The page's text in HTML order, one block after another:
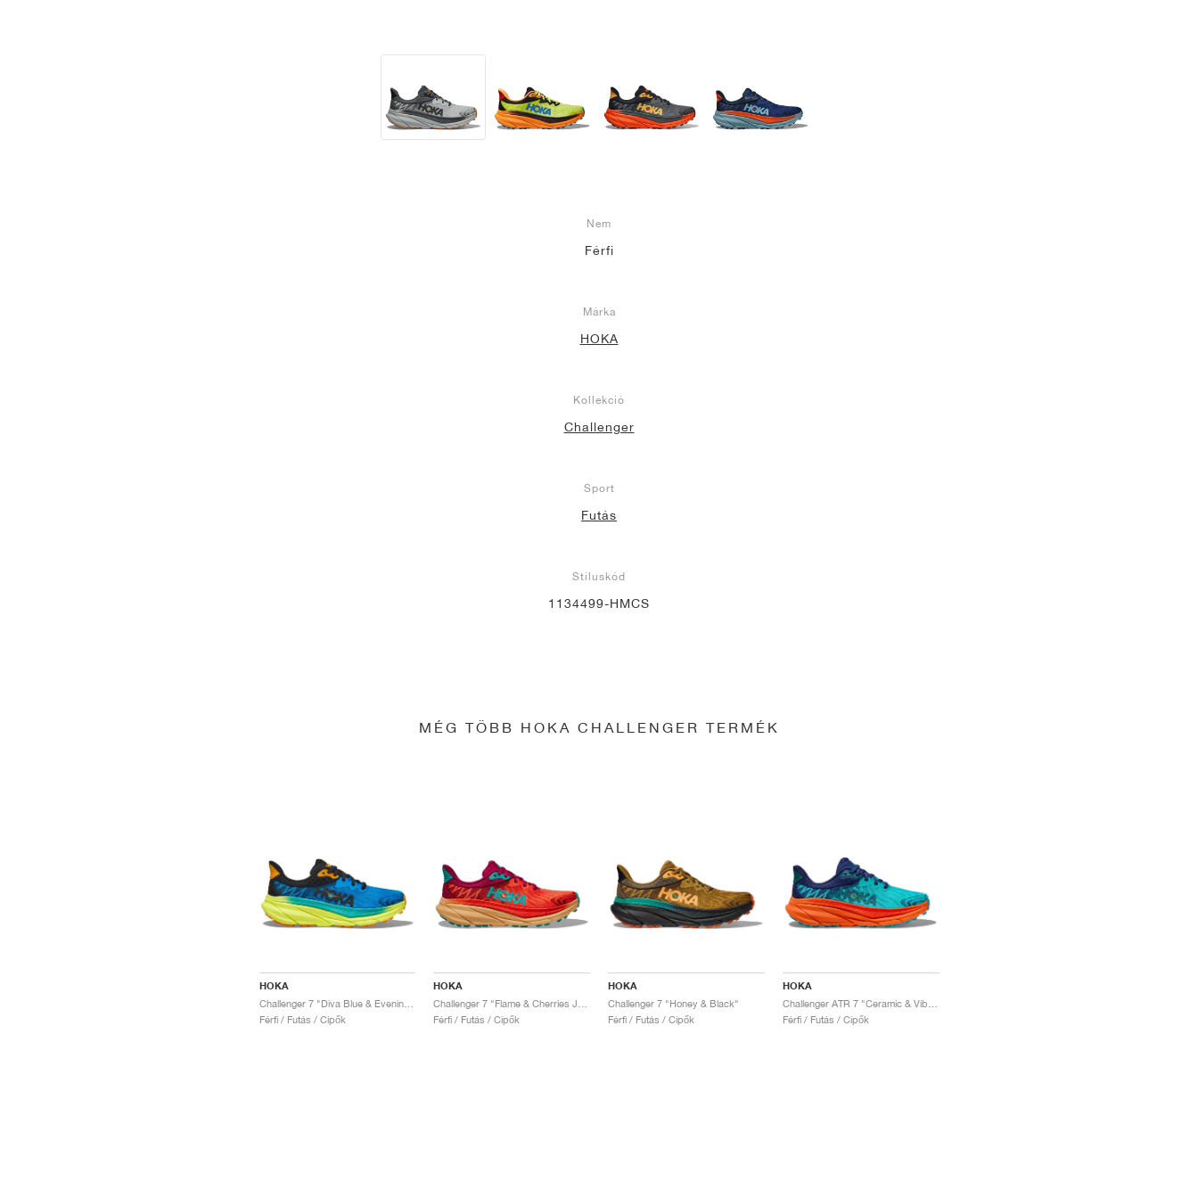
Nem
Férfi
Márka
HOKA
Kollekció
Challenger
Sport
Futás
Stíluskód
1134499-HMCS
MÉG TÖBB HOKA CHALLENGER TERMÉK
HOKA
Challenger 7 "Diva Blue & Evening Primrose"
Férfi / Futás / Cipők
HOKA
Férfi / Futás / Cipők
HOKA
Challenger 7 "Honey & Black"
Férfi / Futás / Cipők
HOKA
Férfi / Futás / Cipők